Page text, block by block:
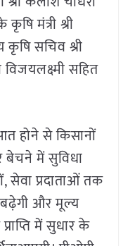
मंत्री श्री
कृषि सचिव श्री
सहित
होने से किसानों
बेचने में सुविधा
सेवा प्रदाताओं तक
और मूल्य
में सुधार के